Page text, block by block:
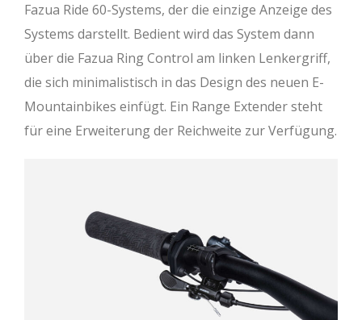
Fazua Ride 60-Systems, der die einzige Anzeige des
Systems darstellt. Bedient wird das System dann
über die Fazua Ring Control am linken Lenkergriff,
die sich minimalistisch in das Design des neuen E-
Mountainbikes einfügt. Ein Range Extender steht
für eine Erweiterung der Reichweite zur Verfügung.